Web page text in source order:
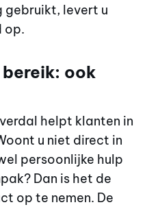
gebruikt, levert u
op.
ook
helpt klanten in
u niet direct in
persoonlijke hulp
Dan is het de
op te nemen. De